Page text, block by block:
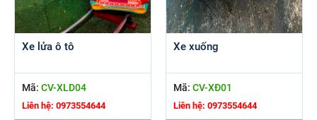
Xe lửa ô tô
Mã: CV-XLD04
Liên hệ: 0973554644
Xe xuống
Mã: CV-XĐ01
Liên hệ: 0973554644